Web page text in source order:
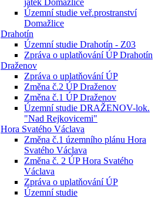
jatek Domažlice
Územní studie veř.prostranství
Domažlice
Drahotín
Územní studie Drahotín - Z03
Zpráva o uplatňování ÚP Drahotín
Draženov
Zpráva o uplatňování ÚP
Změna č.2 ÚP Draženov
Změna č.1 ÚP Draženov
Územní studie DRAŽENOV-lok.
"Nad Rejkovicemi"
Hora Svatého Václava
Změna č.1 územního plánu Hora
Svatého Václava
Změna č. 2 ÚP Hora Svatého
Václava
Zpráva o uplatňování ÚP
Územní studie